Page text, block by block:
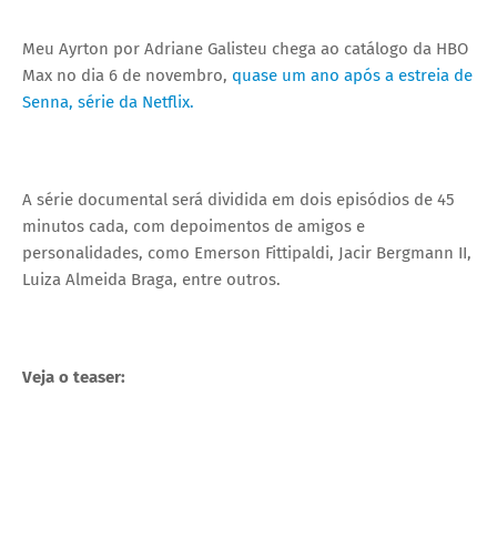
Meu Ayrton por Adriane Galisteu chega ao catálogo da HBO
Max no dia 6 de novembro, quase um ano após a estreia de
Senna, série da Netflix.
A série documental será dividida em dois episódios de 45
minutos cada, com depoimentos de amigos e
personalidades, como Emerson Fittipaldi, Jacir Bergmann II,
Luiza Almeida Braga, entre outros.
Veja o teaser: